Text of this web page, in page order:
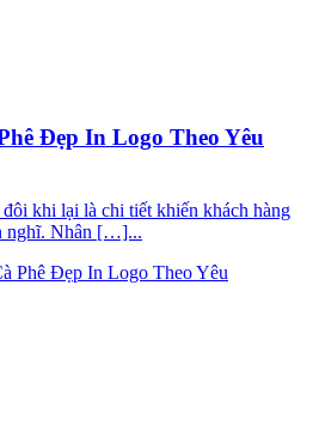
Đẹp In Logo Theo Yêu
khi lại là chi tiết khiến khách hàng
nghĩ. Nhân […]...